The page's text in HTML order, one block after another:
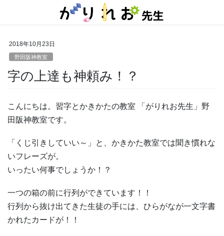
2018年10月23日
野田阪神教室
字の上達も神頼み！？
こんにちは。習字とかきかたの教室 「がりれお先生」野
田阪神教室です。
「くじ引きしていい～」と、かきかた教室では聞き慣れな
いフレーズが。
いったい何事でしょうか！？
一つの箱の前に行列ができています！！
行列から抜け出てきた生徒の手には、ひらがなが一文字書
かれたカードが！！